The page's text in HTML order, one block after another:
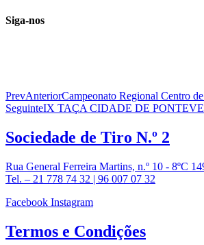
Siga-nos
PrevAnteriorCampeonato Regional Centro
SeguinteIX TAÇA CIDADE DE
Sociedade de Tiro N.º 2
Rua General Ferreira Martins, n.º 10 - 8ºC
Tel. – 21 778 74 32 | 96 007 07 32
Facebook Instagram
Termos e Condições